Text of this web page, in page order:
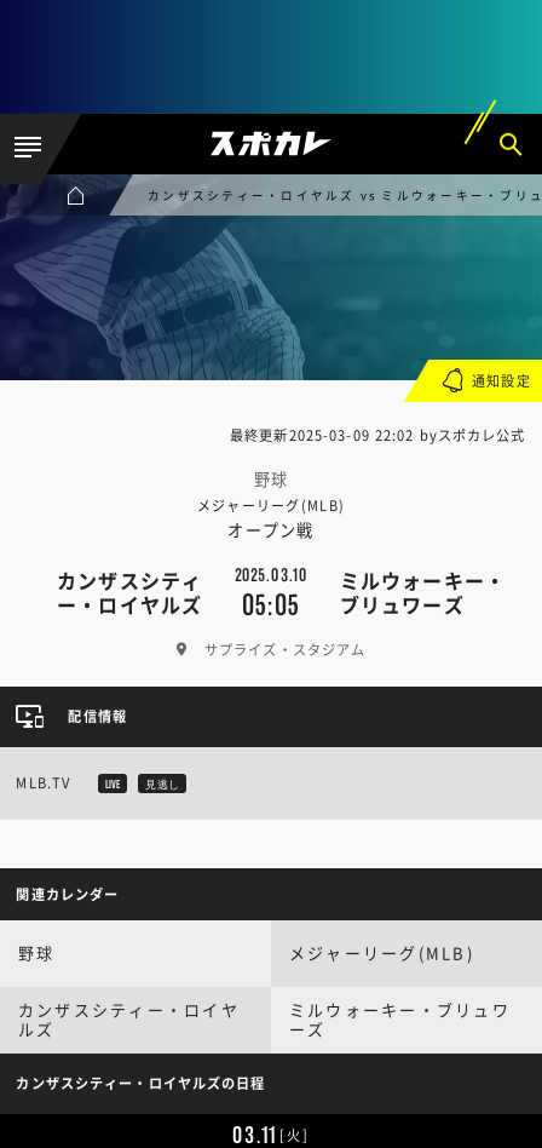
カンザスシティー・ロイヤルズ vs ミルウォーキー・ブリ
最終更新2025-03-09 22:02 byスポカレ公式
野球
メジャーリーグ(MLB)
オープン戦
カンザスシティ
ー・ロイヤルズ
2025.03.10
05:05
ミルウォーキー・
ブリュワーズ
サプライズ・スタジアム
通知設定
配信情報
MLB.TV LIVE 見逃し
関連カレンダー
野球 メジャーリーグ(MLB)
カンザスシティー・ロイヤ
ルズ
ミルウォーキー・ブリュワ
ーズ
カンザスシティー・ロイヤルズの日程
03.11 [火]